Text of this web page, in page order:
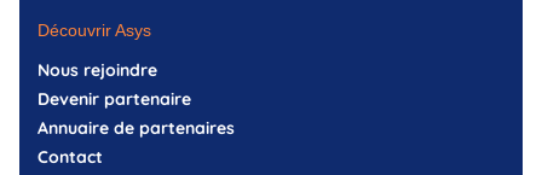
Découvrir Asys
Nous rejoindre
Devenir partenaire
Annuaire de partenaires
Contact